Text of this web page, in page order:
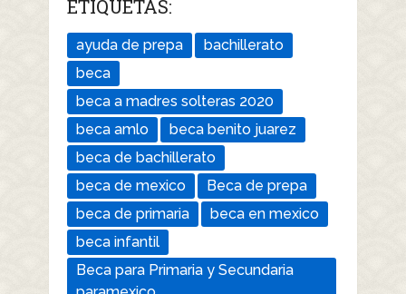
ETIQUETAS:
ayuda de prepa
bachillerato
beca
beca a madres solteras 2020
beca amlo
beca benito juarez
beca de bachillerato
beca de mexico
Beca de prepa
beca de primaria
beca en mexico
beca infantil
Beca para Primaria y Secundaria